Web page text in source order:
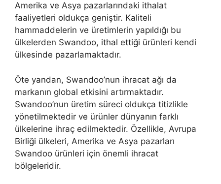
Amerika ve Asya pazarlarındaki ithalat
faaliyetleri oldukça geniştir. Kaliteli
hammaddelerin ve üretimlerin yapıldığı bu
ülkelerden Swandoo, ithal ettiği ürünleri kendi
ülkesinde pazarlamaktadır.
Öte yandan, Swandoo’nun ihracat ağı da
markanın global etkisini artırmaktadır.
Swandoo’nun üretim süreci oldukça titizlikle
yönetilmektedir ve ürünler dünyanın farklı
ülkelerine ihraç edilmektedir. Özellikle, Avrupa
Birliği ülkeleri, Amerika ve Asya pazarları
Swandoo ürünleri için önemli ihracat
bölgeleridir.